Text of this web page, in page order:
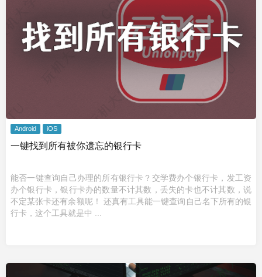
Android iOS
一键找到所有被你遗忘的银行卡
能否一键查询自己办理的所有银行卡？交学费办个银行卡，发工资
办个银行卡，银行卡办的数量不计其数，丢失的卡也不计其数，说
不定某张卡还有余额呢！ 还真有工具能一键查询自己名下所有的银
行卡，这个工具就是中 ...